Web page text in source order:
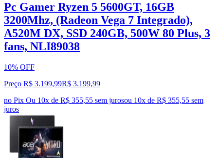
Pc Gamer Ryzen 5 5600GT, 16GB
3200Mhz, (Radeon Vega 7 Integrado),
A520M DX, SSD 240GB, 500W 80 Plus, 3
fans, NLI89038
10% OFF
Preço R$ 3.199,99R$ 3.199,99
no Pix Ou 10x de R$ 355,55 sem jurosou 10x de R$ 355,55 sem
juros